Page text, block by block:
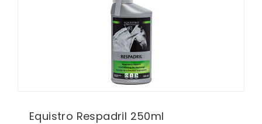
Equistro Respadril 250ml